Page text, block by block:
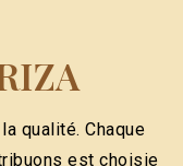
qualité. Chaque
est choisie